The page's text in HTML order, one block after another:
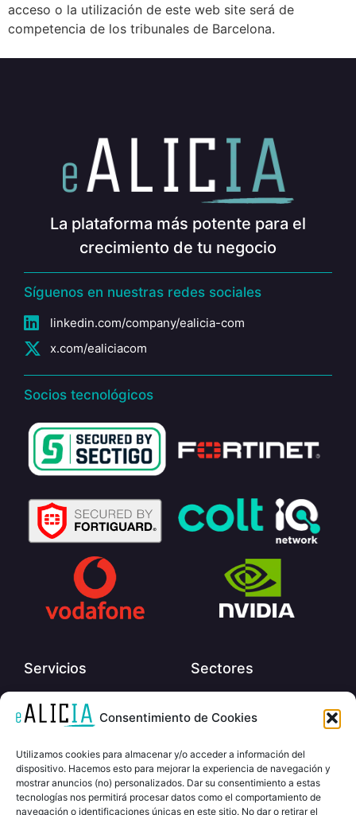
Consentimiento de Cookies
Utilizamos cookies para almacenar y/o acceder a información del
dispositivo. Hacemos esto para mejorar la experiencia de navegación y
mostrar anuncios (no) personalizados. Dar su consentimiento a estas
tecnologías nos permitirá procesar datos como el comportamiento de
navegación o identificaciones únicas en este sitio. No dar o retirar el
acceso o la utilización de este web site será de
competencia de los tribunales de Barcelona.
La plataforma más potente para el
crecimiento de tu negocio
Síguenos en nuestras redes sociales
linkedin.com/company/ealicia-com
x.com/ealiciacom
Socios tecnológicos
Servicios
Encuestas
Evaluaciones con IA
Análisis de Llamadas con IA
eLearning
Sectores
Automoción
Industria
Servicios financieros
Minorista / Retail